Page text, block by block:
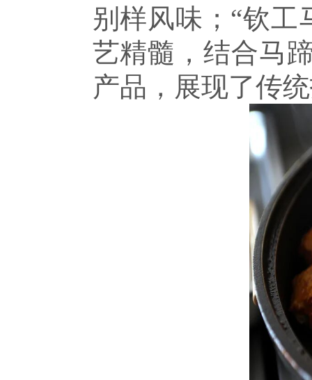
别样风味；“钦工
艺精髓，结合马
产品，展现了传